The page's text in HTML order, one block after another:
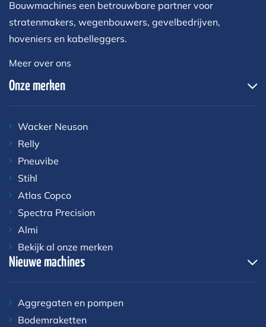
Bouwmachines een betrouwbare partner voor
stratenmakers, wegenbouwers, gevelbedrijven,
hoveniers en kabelleggers.
Meer over ons
Onze merken
Wacker Neuson
Relly
Pneuvibe
Stihl
Atlas Copco
Spectra Precision
Almi
Bekijk al onze merken
Nieuwe machines
Aggregaten en pompen
Bodemraketten